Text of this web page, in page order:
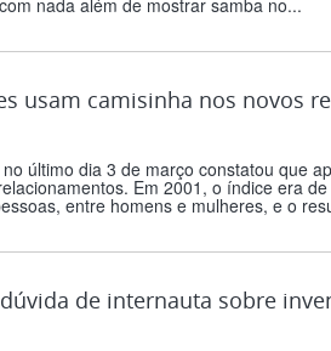
nada além de mostrar samba no...
usam camisinha nos novos
último dia 3 de março constatou que
Em 2001, o índice era
entre homens e mulheres, e o
de internauta sobre